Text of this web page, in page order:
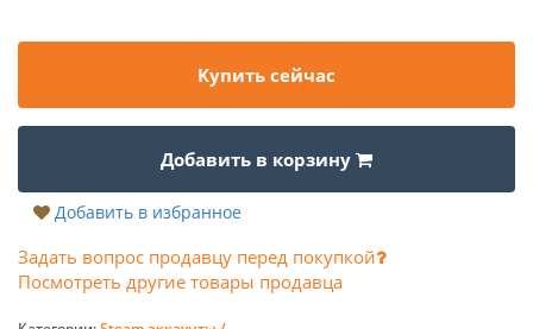
Купить сейчас
Добавить в корзину
Добавить в избранное
Задать вопрос продавцу перед покупкой
Посмотреть другие товары продавца